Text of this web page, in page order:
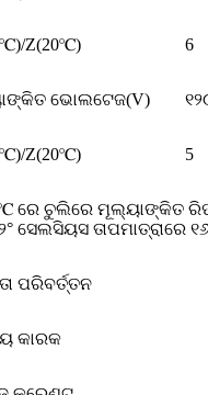
Z(20℃) 6
ଭୋଲଟେଜ(V)
Z(20℃) 5
ରେ ଚୁଲିରେ ମୂଲ୍ୟାଙ୍କିତ
ସେଲସିୟସ
ପରିବର୍ତ୍ତନ
କାରକ